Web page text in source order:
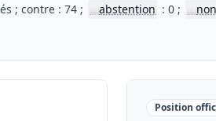
; contre : 74 ;
📖abstention : 0 ; 📖
Position